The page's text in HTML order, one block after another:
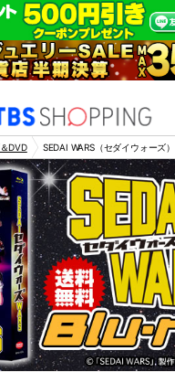
DVD SEDAI WARS（セダイウォーズ）